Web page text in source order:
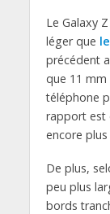
Le Galaxy
léger que
précédent
que 11 mm
téléphone
rapport est
encore
De plus,
peu plus
bords